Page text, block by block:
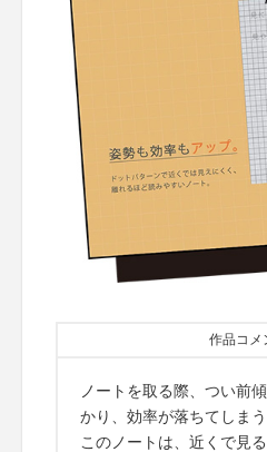
作品コメ
ノートを取る際、つい前
かり、効率が落ちてしま
このノートは、近くで見